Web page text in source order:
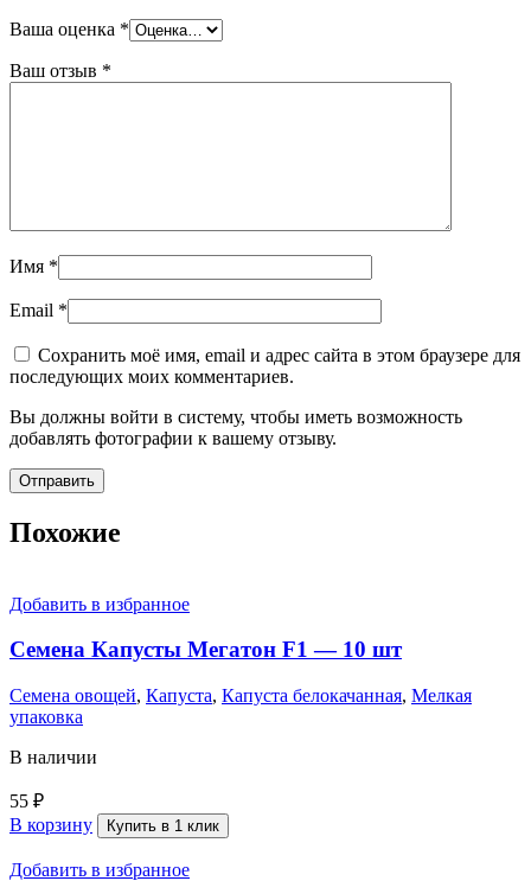
Ваша оценка *
Ваш отзыв *
Имя *
Email *
Сохранить моё имя, email и адрес сайта в этом браузере для
последующих моих комментариев.
Вы должны войти в систему, чтобы иметь возможность
добавлять фотографии к вашему отзыву.
Похожие
Добавить в избранное
Семена Капусты Мегатон F1 — 10 шт
Семена овощей, Капуста, Капуста белокачанная, Мелкая
упаковка
В наличии
55 ₽
В корзину
Купить в 1 клик
Добавить в избранное